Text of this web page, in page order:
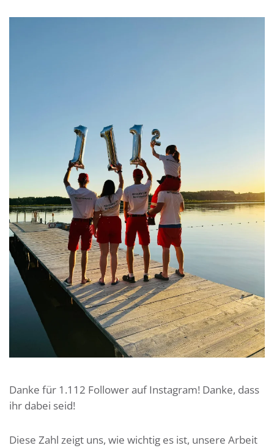
Danke für 1.112 Follower auf Instagram! Danke, dass
ihr dabei seid!
Diese Zahl zeigt uns, wie wichtig es ist, unsere Arbeit